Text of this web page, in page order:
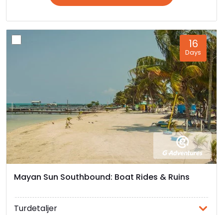
16
Days
Mayan Sun Southbound: Boat Rides & Ruins
Turdetaljer